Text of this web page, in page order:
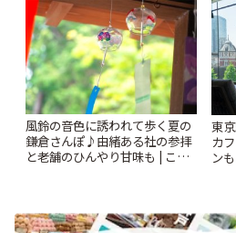
風鈴の音色に誘われて歩く夏の
鎌倉さんぽ♪由緒ある社の参拝
と老舗のひんやり甘味も | こと
東
カ
ン